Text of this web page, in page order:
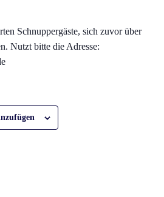
Schnuppergäste, sich zuvor über
Nutzt bitte die Adresse: